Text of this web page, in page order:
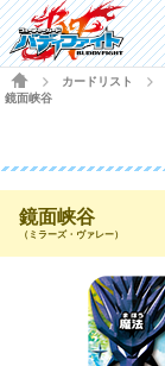
HOME
カードリスト
鏡面峡谷
鏡面峡谷
（ミラーズ・ヴァレー）